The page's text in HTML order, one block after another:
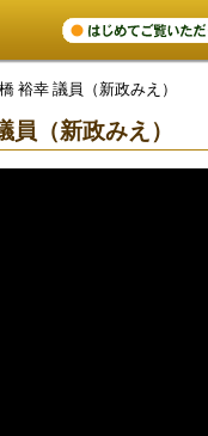
裕幸 議員（新政みえ）
（新政みえ）